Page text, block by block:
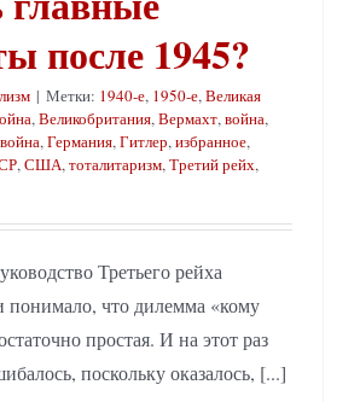
после 1945?
| Метки: 1940-е, 1950-е,Великая
,Великобритания,Вермахт,война,
,Германия,Гитлер,избранное,
,США,тоталитаризм,Третий рейх,
Третьего рейха
понимало, что дилемма «кому
простая. И на этот раз
поскольку оказалось, [...]